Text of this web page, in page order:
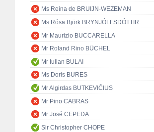
Ms Reina de BRUIJN-WEZEMAN
Ms Rósa Björk BRYNJÓLFSDÓTTIR
Mr Maurizio BUCCARELLA
Mr Roland Rino BÜCHEL
Mr Iulian BULAI
Ms Doris BURES
Mr Algirdas BUTKEVIČIUS
Mr Pino CABRAS
Mr José CEPEDA
Sir Christopher CHOPE